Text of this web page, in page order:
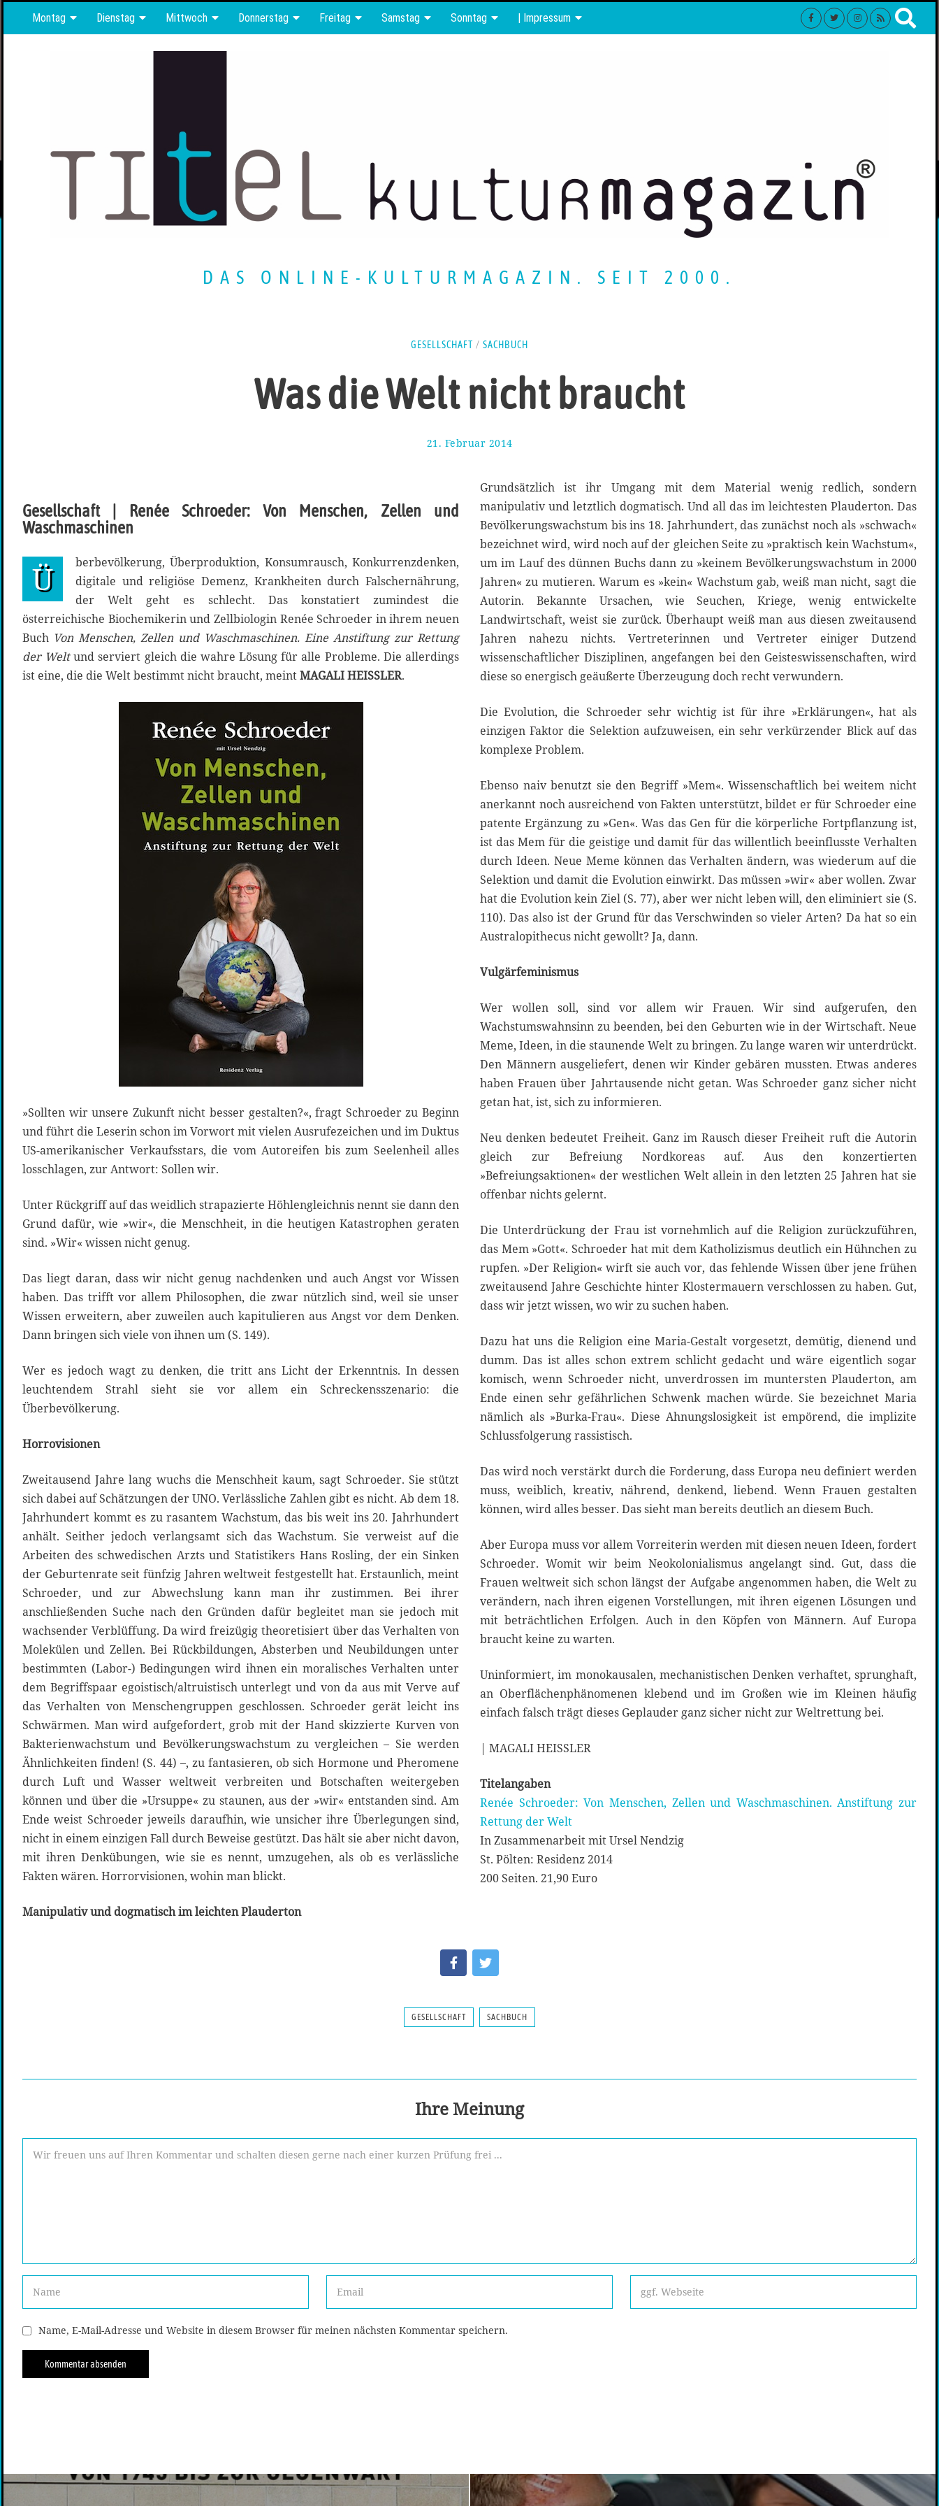
Montag Dienstag Mittwoch Donnerstag Freitag Samstag Sonntag | Impressum
DAS ONLINE-KULTURMAGAZIN. SEIT 2000.
GESELLSCHAFT / SACHBUCH
Was die Welt nicht braucht
21. Februar 2014
A
g
u
s
2
0
1
Gesellschaft | Renée Schroeder: Von Menschen, Zellen und
Waschmaschinen
Ü
berbevölkerung, Überproduktion, Konsumrausch, Konkurrenzdenken,
digitale und religiöse Demenz, Krankheiten durch Falschernährung,
der Welt geht es schlecht. Das konstatiert zumindest die
österreichische Biochemikerin und Zellbiologin Renée Schroeder in ihrem neuen
Buch Von Menschen, Zellen und Waschmaschinen. Eine Anstiftung zur Rettung
der Weltund serviert gleich die wahre Lösung für alle Probleme. Die allerdings
ist eine, die die Welt bestimmt nicht braucht, meintMAGALI HEISSLER.
»Sollten wir unsere Zukunft nicht besser gestalten?«, fragt Schroeder zu Beginn
und führt die Leserin schon im Vorwort mit vielen Ausrufezeichen und im Duktus
US-amerikanischer Verkaufsstars, die vom Autoreifen bis zum Seelenheil alles
losschlagen, zur Antwort: Sollen wir.
Unter Rückgriff auf das weidlich strapazierte Höhlengleichnis nennt sie dann den
Grund dafür, wie »wir«, die Menschheit, in die heutigen Katastrophen geraten
sind. »Wir« wissen nicht genug.
Das liegt daran, dass wir nicht genug nachdenken und auch Angst vor Wissen
haben. Das trifft vor allem Philosophen, die zwar nützlich sind, weil sie unser
Wissen erweitern, aber zuweilen auch kapitulieren aus Angst vor dem Denken.
Dann bringen sich viele von ihnen um (S. 149).
Wer es jedoch wagt zu denken, die tritt ans Licht der Erkenntnis. In dessen
leuchtendem Strahl sieht sie vor allem ein Schreckensszenario: die
Überbevölkerung.
Horrovisionen
Zweitausend Jahre lang wuchs die Menschheit kaum, sagt Schroeder. Sie stützt
sich dabei auf Schätzungen der UNO. Verlässliche Zahlen gibt es nicht. Ab dem 18.
Jahrhundert kommt es zu rasantem Wachstum, das bis weit ins 20. Jahrhundert
anhält. Seither jedoch verlangsamt sich das Wachstum. Sie verweist auf die
Arbeiten des schwedischen Arzts und Statistikers Hans Rosling, der ein Sinken
der Geburtenrate seit fünfzig Jahren weltweit festgestellt hat. Erstaunlich, meint
Schroeder, und zur Abwechslung kann man ihr zustimmen. Bei ihrer
anschließenden Suche nach den Gründen dafür begleitet man sie jedoch mit
wachsender Verblüffung. Da wird freizügig theoretisiert über das Verhalten von
Molekülen und Zellen. Bei Rückbildungen, Absterben und Neubildungen unter
bestimmten (Labor-) Bedingungen wird ihnen ein moralisches Verhalten unter
dem Begriffspaar egoistisch/altruistisch unterlegt und von da aus mit Verve auf
das Verhalten von Menschengruppen geschlossen. Schroeder gerät leicht ins
Schwärmen. Man wird aufgefordert, grob mit der Hand skizzierte Kurven von
Bakterienwachstum und Bevölkerungswachstum zu vergleichen – Sie werden
Ähnlichkeiten finden! (S. 44) –, zu fantasieren, ob sich Hormone und Pheromene
durch Luft und Wasser weltweit verbreiten und Botschaften weitergeben
können und über die »Ursuppe« zu staunen, aus der »wir« entstanden sind. Am
Ende weist Schroeder jeweils daraufhin, wie unsicher ihre Überlegungen sind,
nicht in einem einzigen Fall durch Beweise gestützt. Das hält sie aber nicht davon,
mit ihren Denkübungen, wie sie es nennt, umzugehen, als ob es verlässliche
Fakten wären. Horrorvisionen, wohin man blickt.
Manipulativ und dogmatisch im leichten Plauderton
Grundsätzlich ist ihr Umgang mit dem Material wenig redlich, sondern
manipulativ und letztlich dogmatisch. Und all das im leichtesten Plauderton. Das
Bevölkerungswachstum bis ins 18. Jahrhundert, das zunächst noch als »schwach«
bezeichnet wird, wird noch auf der gleichen Seite zu »praktisch kein Wachstum«,
um im Lauf des dünnen Buchs dann zu »keinem Bevölkerungswachstum in 2000
Jahren« zu mutieren. Warum es »kein« Wachstum gab, weiß man nicht, sagt die
Autorin. Bekannte Ursachen, wie Seuchen, Kriege, wenig entwickelte
Landwirtschaft, weist sie zurück. Überhaupt weiß man aus diesen zweitausend
Jahren nahezu nichts. Vertreterinnen und Vertreter einiger Dutzend
wissenschaftlicher Disziplinen, angefangen bei den Geisteswissenschaften, wird
diese so energisch geäußerte Überzeugung doch recht verwundern.
Die Evolution, die Schroeder sehr wichtig ist für ihre »Erklärungen«, hat als
einzigen Faktor die Selektion aufzuweisen, ein sehr verkürzender Blick auf das
komplexe Problem.
Ebenso naiv benutzt sie den Begriff »Mem«. Wissenschaftlich bei weitem nicht
anerkannt noch ausreichend von Fakten unterstützt, bildet er für Schroeder eine
patente Ergänzung zu »Gen«. Was das Gen für die körperliche Fortpflanzung ist,
ist das Mem für die geistige und damit für das willentlich beeinflusste Verhalten
durch Ideen. Neue Meme können das Verhalten ändern, was wiederum auf die
Selektion und damit die Evolution einwirkt. Das müssen »wir« aber wollen. Zwar
hat die Evolution kein Ziel (S. 77), aber wer nicht leben will, den eliminiert sie (S.
110). Das also ist der Grund für das Verschwinden so vieler Arten? Da hat so ein
Australopithecus nicht gewollt? Ja, dann.
Vulgärfeminismus
Wer wollen soll, sind vor allem wir Frauen. Wir sind aufgerufen, den
Wachstumswahnsinn zu beenden, bei den Geburten wie in der Wirtschaft. Neue
Meme, Ideen, in die staunende Welt zu bringen. Zu lange waren wir unterdrückt.
Den Männern ausgeliefert, denen wir Kinder gebären mussten. Etwas anderes
haben Frauen über Jahrtausende nicht getan. Was Schroeder ganz sicher nicht
getan hat, ist, sich zu informieren.
Neu denken bedeutet Freiheit. Ganz im Rausch dieser Freiheit ruft die Autorin
gleich zur Befreiung Nordkoreas auf. Aus den konzertierten
»Befreiungsaktionen« der westlichen Welt allein in den letzten 25 Jahren hat sie
offenbar nichts gelernt.
Die Unterdrückung der Frau ist vornehmlich auf die Religion zurückzuführen,
das Mem »Gott«. Schroeder hat mit dem Katholizismus deutlich ein Hühnchen zu
rupfen. »Der Religion« wirft sie auch vor, das fehlende Wissen über jene frühen
zweitausend Jahre Geschichte hinter Klostermauern verschlossen zu haben. Gut,
dass wir jetzt wissen, wo wir zu suchen haben.
Dazu hat uns die Religion eine Maria-Gestalt vorgesetzt, demütig, dienend und
dumm. Das ist alles schon extrem schlicht gedacht und wäre eigentlich sogar
komisch, wenn Schroeder nicht, unverdrossen im muntersten Plauderton, am
Ende einen sehr gefährlichen Schwenk machen würde. Sie bezeichnet Maria
nämlich als »Burka-Frau«. Diese Ahnungslosigkeit ist empörend, die implizite
Schlussfolgerung rassistisch.
Das wird noch verstärkt durch die Forderung, dass Europa neu definiert werden
muss, weiblich, kreativ, nährend, denkend, liebend. Wenn Frauen gestalten
können, wird alles besser. Das sieht man bereits deutlich an diesem Buch.
Aber Europa muss vor allem Vorreiterin werden mit diesen neuen Ideen, fordert
Schroeder. Womit wir beim Neokolonialismus angelangt sind. Gut, dass die
Frauen weltweit sich schon längst der Aufgabe angenommen haben, die Welt zu
verändern, nach ihren eigenen Vorstellungen, mit ihren eigenen Lösungen und
mit beträchtlichen Erfolgen. Auch in den Köpfen von Männern. Auf Europa
braucht keine zu warten.
Uninformiert, im monokausalen, mechanistischen Denken verhaftet, sprunghaft,
an Oberflächenphänomenen klebend und im Großen wie im Kleinen häufig
einfach falsch trägt dieses Geplauder ganz sicher nicht zur Weltrettung bei.
| MAGALI HEISSLER
Titelangaben
Renée Schroeder: Von Menschen, Zellen und Waschmaschinen. Anstiftung zur
Rettung der Welt
In Zusammenarbeit mit Ursel Nendzig
St. Pölten: Residenz 2014
200 Seiten. 21,90 Euro
GESELLSCHAFT SACHBUCH
Ihre Meinung
Name, E-Mail-Adresse und Website in diesem Browser für meinen nächsten Kommentar speichern.